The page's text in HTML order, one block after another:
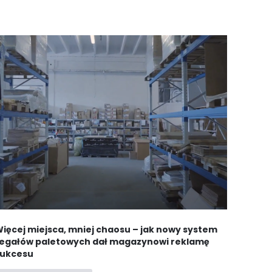
miejsca, mniej chaosu – jak nowy system
paletowych dał magazynowi reklamę